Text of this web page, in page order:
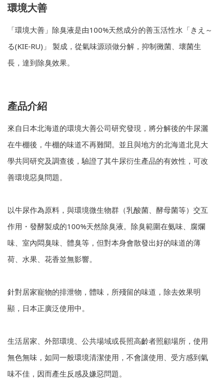
環境大善
「環境大善」除臭液是由100%天然成分的善玉活性水「きえ～
る(KIE-RU)」 製成，從氣味源頭做分解，抑制黴菌、壞菌生
長，達到除臭效果。
產品介紹
來自日本北海道的環境大善公司研究發現，將分解後的牛尿灑
在牛棚後，牛棚的味道不再難聞。並且與地方的北海道北見大
學共同研究及調查後，驗證了其牛尿衍生產品的有效性，可改
善環境惡臭問題。
以牛尿作為原料，與環境微生物群（乳酸菌、酵母菌等）交互
作用・發酵製成的100%天然除臭液。除臭範圍在氨味、腐爛
味、室內悶臭味、體臭等，但對本身會散發出好的味道的薄
荷、水果、花香並無影響。
針對居家寵物的排泄物，體味，所殘留的味道，除去效果明
顯，日本正廣泛使用中。
生活居家、外部環境、公共場域或長照高齡者照顧場所，使用
無色無味，如同一般環境清潔使用，不會讓使用、受方感到氣
味不佳，因而產生反感及嫌惡問題。